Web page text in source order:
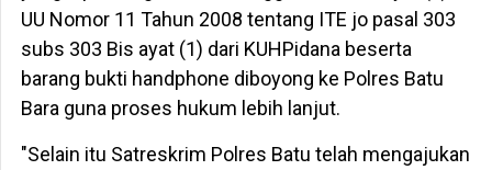
UU Nomor 11 Tahun 2008 tentang ITE jo pasal 303
subs 303 Bis ayat (1) dari KUHPidana beserta
barang bukti handphone diboyong ke Polres Batu
Bara guna proses hukum lebih lanjut.
"Selain itu Satreskrim Polres Batu telah mengajukan